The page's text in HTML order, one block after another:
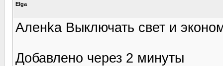
Elga
Аленka Выключать свет и
Добавлено через 2 минуты